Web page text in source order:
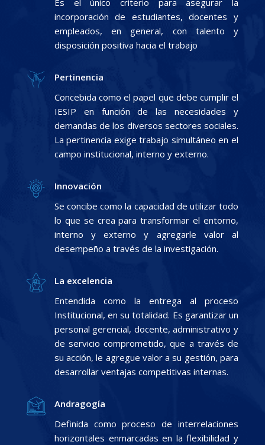
Es el único criterio para asegurar la
incorporación de estudiantes, docentes y
empleados, en general, con talento y
disposición positiva hacia el trabajo
Pertinencia
Concebida como el papel que debe cumplir el
IESIP en función de las necesidades y
demandas de los diversos sectores sociales.
La pertinencia exige trabajo simultáneo en el
campo institucional, interno y externo.
Innovación
Se concibe como la capacidad de utilizar todo
lo que se crea para transformar el entorno,
interno y externo y agregarle valor al
desempeño a través de la investigación.
La excelencia
Entendida como la entrega al proceso
Institucional, en su totalidad. Es garantizar un
personal gerencial, docente, administrativo y
de servicio comprometido, que a través de
su acción, le agregue valor a su gestión, para
desarrollar ventajas competitivas internas.
Andragogía
Definida como proceso de interrelaciones
horizontales enmarcadas en la flexibilidad y